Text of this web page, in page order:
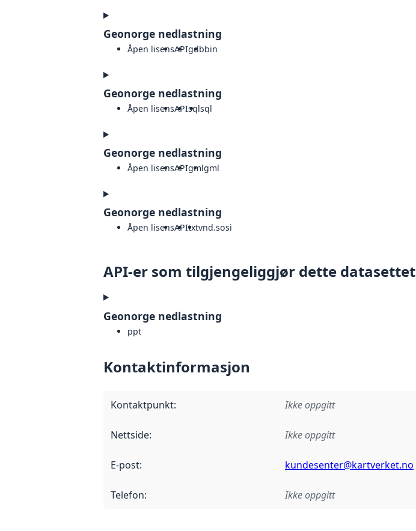
Geonorge nedlastning
Åpen lisensAPIgdbbin
Geonorge nedlastning
Åpen lisensAPIsqlsql
Geonorge nedlastning
Åpen lisensAPIgmlgml
Geonorge nedlastning
Åpen lisensAPItxtvnd.sosi
API-er som tilgjengeliggjør dette datasettet
Geonorge nedlastning
ppt
Kontaktinformasjon
Kontaktpunkt: Ikke oppgitt
Nettside: Ikke oppgitt
E-post: kundesenter@kartverket.no
Telefon: Ikke oppgitt